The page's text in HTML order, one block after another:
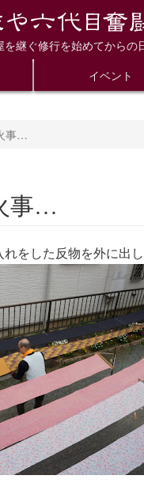
継ぐ修行を始めてからの
イベント
事…
事…
をした反物を外に出し